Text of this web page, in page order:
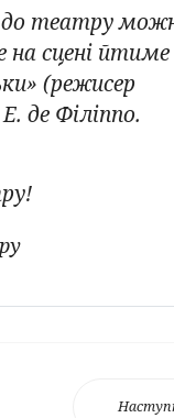
до театру
на сцені йтиме
(режисер
де Філіппо.